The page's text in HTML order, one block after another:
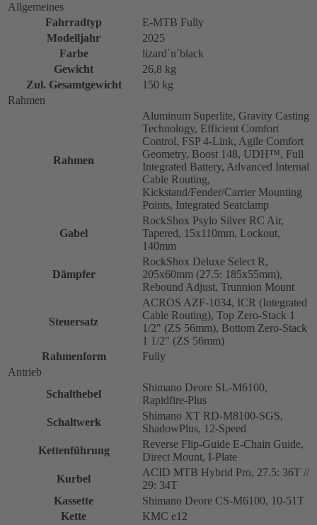
Allgemeines
Fahrradtyp
E-MTB Fully
Modelljahr
2025
Farbe
lizard´n´black
Gewicht
26,8 kg
Zul. Gesamtgewicht
150 kg
Rahmen
Rahmen
Aluminum Superlite, Gravity Casting
Technology, Efficient Comfort
Control, FSP 4-Link, Agile Comfort
Geometry, Boost 148, UDH™, Full
Integrated Battery, Advanced Internal
Cable Routing,
Kickstand/Fender/Carrier Mounting
Points, Integrated Seatclamp
Gabel
RockShox Psylo Silver RC Air,
Tapered, 15x110mm, Lockout,
140mm
Dämpfer
RockShox Deluxe Select R,
205x60mm (27.5: 185x55mm),
Rebound Adjust, Trunnion Mount
Steuersatz
ACROS AZF-1034, ICR (Integrated
Cable Routing), Top Zero-Stack 1
1/2" (ZS 56mm), Bottom Zero-Stack
1 1/2" (ZS 56mm)
Rahmenform
Fully
Antrieb
Schalthebel
Shimano Deore SL-M6100,
Rapidfire-Plus
Schaltwerk
Shimano XT RD-M8100-SGS,
ShadowPlus, 12-Speed
Kettenführung
Reverse Flip-Guide E-Chain Guide,
Direct Mount, I-Plate
Kurbel
ACID MTB Hybrid Pro, 27.5: 36T //
29: 34T
Kassette
Shimano Deore CS-M6100, 10-51T
Kette
KMC e12